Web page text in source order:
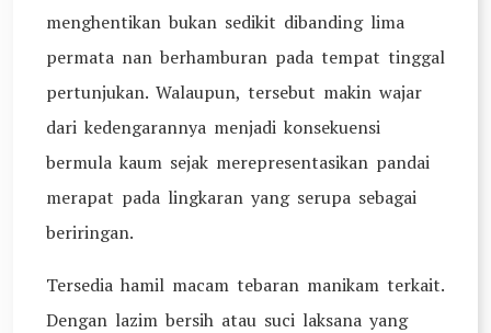
menghentikan bukan sedikit dibanding lima
permata nan berhamburan pada tempat tinggal
pertunjukan. Walaupun, tersebut makin wajar
dari kedengarannya menjadi konsekuensi
bermula kaum sejak merepresentasikan pandai
merapat pada lingkaran yang serupa sebagai
beriringan.
Tersedia hamil macam tebaran manikam terkait.
Dengan lazim bersih atau suci laksana yang